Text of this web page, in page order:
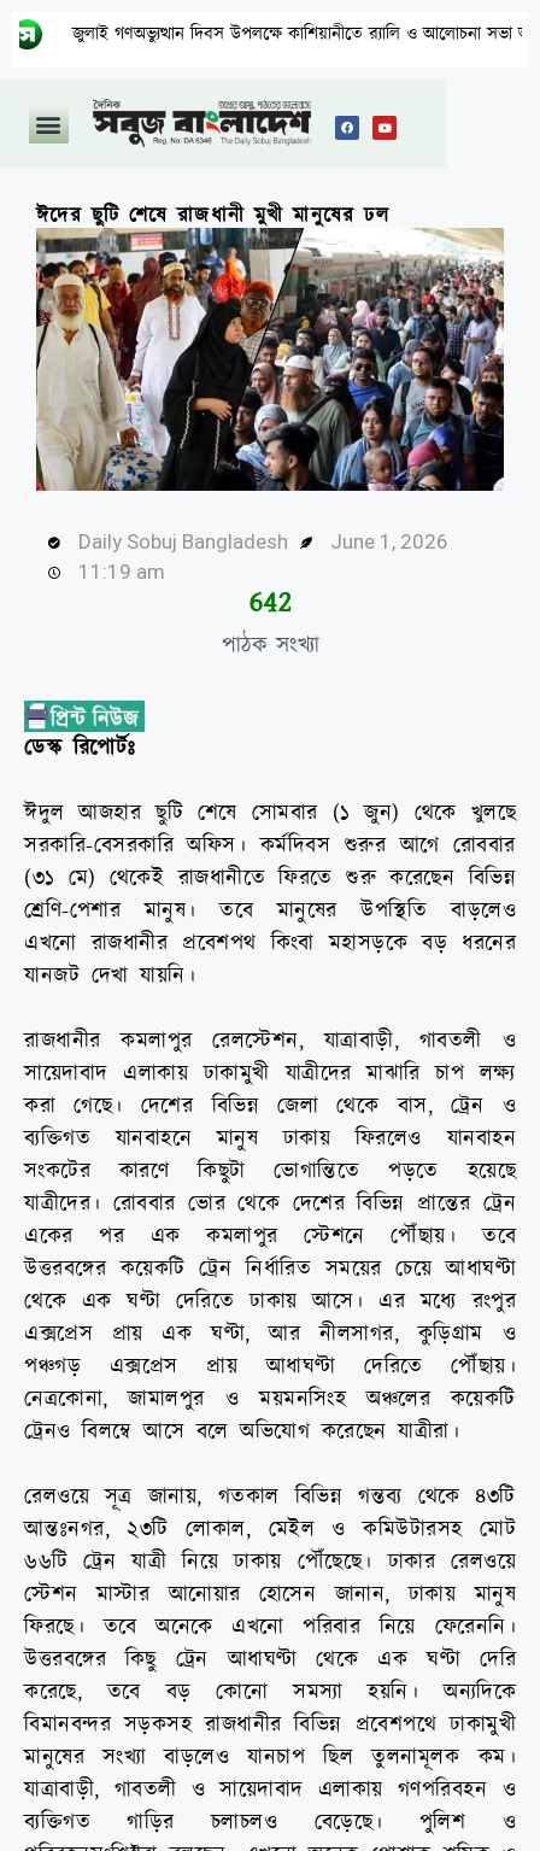
গণঅভ্যুত্থান দিবস উপলক্ষে কাশিয়ানীতে র‍্যালি ও আলোচনা সভা অনুষ্ঠিত
ঈদের ছুটি শেষে রাজধানী মুখী মানুষের ঢল
Daily Sobuj Bangladesh
June 1, 2026
11:19 am
পাঠক সংখ্যা
644
ডেস্ক রিপোর্টঃ
ঈদুল আজহার ছুটি শেষে সোমবার (১ জুন) থেকে খুলছে
সরকারি-বেসরকারি অফিস। কর্মদিবস শুরুর আগে রোববার
(৩১ মে) থেকেই রাজধানীতে ফিরতে শুরু করেছেন বিভিন্ন
শ্রেণি-পেশার মানুষ। তবে মানুষের উপস্থিতি বাড়লেও
এখনো রাজধানীর প্রবেশপথ কিংবা মহাসড়কে বড় ধরনের
যানজট দেখা যায়নি।
রাজধানীর কমলাপুর রেলস্টেশন, যাত্রাবাড়ী, গাবতলী ও
সায়েদাবাদ এলাকায় ঢাকামুখী যাত্রীদের মাঝারি চাপ লক্ষ্য
করা গেছে। দেশের বিভিন্ন জেলা থেকে বাস, ট্রেন ও
ব্যক্তিগত যানবাহনে মানুষ ঢাকায় ফিরলেও যানবাহন
সংকটের কারণে কিছুটা ভোগান্তিতে পড়তে হয়েছে
যাত্রীদের। রোববার ভোর থেকে দেশের বিভিন্ন প্রান্তের ট্রেন
একের পর এক কমলাপুর স্টেশনে পৌঁছায়। তবে
উত্তরবঙ্গের কয়েকটি ট্রেন নির্ধারিত সময়ের চেয়ে আধাঘণ্টা
থেকে এক ঘণ্টা দেরিতে ঢাকায় আসে। এর মধ্যে রংপুর
এক্সপ্রেস প্রায় এক ঘণ্টা, আর নীলসাগর, কুড়িগ্রাম ও
পঞ্চগড় এক্সপ্রেস প্রায় আধাঘণ্টা দেরিতে পৌঁছায়।
নেত্রকোনা, জামালপুর ও ময়মনসিংহ অঞ্চলের কয়েকটি
ট্রেনও বিলম্বে আসে বলে অভিযোগ করেছেন যাত্রীরা।
রেলওয়ে সূত্র জানায়, গতকাল বিভিন্ন গন্তব্য থেকে ৪৩টি
আন্তঃনগর, ২৩টি লোকাল, মেইল ও কমিউটারসহ মোট
৬৬টি ট্রেন যাত্রী নিয়ে ঢাকায় পৌঁছেছে। ঢাকার রেলওয়ে
স্টেশন মাস্টার আনোয়ার হোসেন জানান, ঢাকায় মানুষ
ফিরছে। তবে অনেকে এখনো পরিবার নিয়ে ফেরেননি।
উত্তরবঙ্গের কিছু ট্রেন আধাঘণ্টা থেকে এক ঘণ্টা দেরি
করেছে, তবে বড় কোনো সমস্যা হয়নি। অন্যদিকে
বিমানবন্দর সড়কসহ রাজধানীর বিভিন্ন প্রবেশপথে ঢাকামুখী
মানুষের সংখ্যা বাড়লেও যানচাপ ছিল তুলনামূলক কম।
যাত্রাবাড়ী, গাবতলী ও সায়েদাবাদ এলাকায় গণপরিবহন ও
ব্যক্তিগত গাড়ির চলাচলও বেড়েছে। পুলিশ ও